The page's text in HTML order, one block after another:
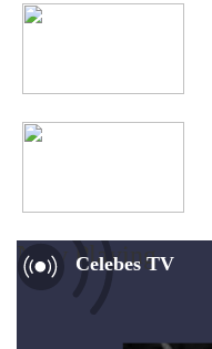
Celebes TV
Now Playing